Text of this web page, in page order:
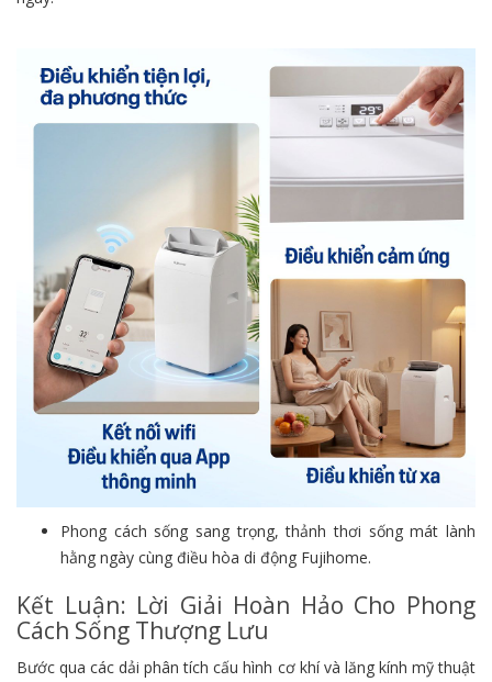
Phong cách sống sang trọng, thảnh thơi sống mát lành
hằng ngày cùng điều hòa di động Fujihome.
Kết Luận: Lời Giải Hoàn Hảo Cho Phong
Cách Sống Thượng Lưu
Bước qua các dải phân tích cấu hình cơ khí và lăng kính mỹ thuật